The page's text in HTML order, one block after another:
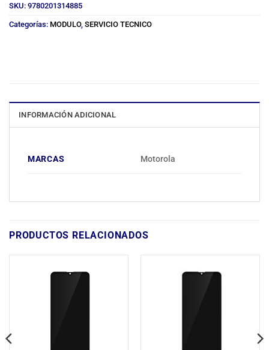
SKU: 9780201314885
Categorías: MODULO, SERVICIO TECNICO
INFORMACIÓN ADICIONAL
MARCAS Motorola
PRODUCTOS RELACIONADOS